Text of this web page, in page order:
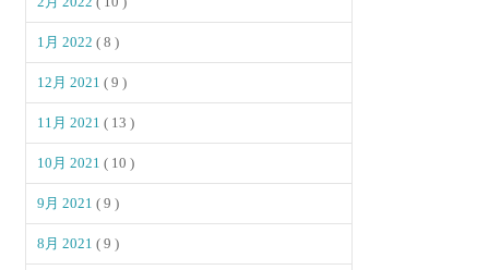
1月 2022( 8 )
12月 2021( 9 )
11月 2021( 13 )
10月 2021( 10 )
9月 2021( 9 )
8月 2021( 9 )